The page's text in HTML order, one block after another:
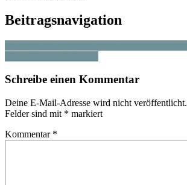
Beitragsnavigation
Schreibe einen Kommentar
Deine E-Mail-Adresse wird nicht veröffentlicht.
Felder sind mit * markiert
Kommentar *